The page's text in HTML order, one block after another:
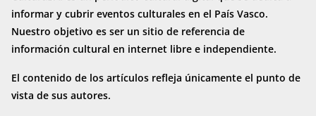
informar y cubrir eventos culturales en el País Vasco.
Nuestro objetivo es ser un sitio de referencia de
información cultural en internet libre e independiente.
El contenido de los artículos refleja únicamente el punto de
vista de sus autores.